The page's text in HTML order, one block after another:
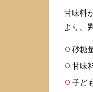
し方
を調
整
め
2.2
で
甘味料
より、
砂糖
甘味
子ど